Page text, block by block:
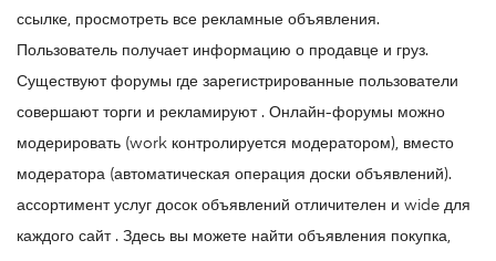
ссылке, просмотреть все рекламные объявления.
Пользователь получает информацию о продавце и груз.
Существуют форумы где зарегистрированные пользователи
совершают торги и рекламируют . Онлайн-форумы можно
модерировать (work контролируется модератором), вместо
модератора (автоматическая операция доски объявлений).
ассортимент услуг досок объявлений отличителен и wide для
каждого сайт . Здесь вы можете найти объявления покупка,